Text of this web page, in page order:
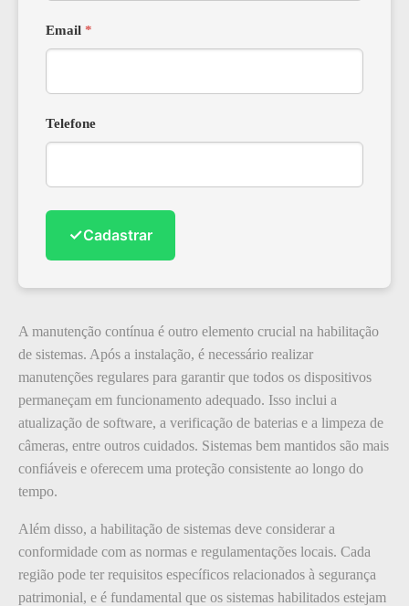
Email *
Telefone
✓Cadastrar
A manutenção contínua é outro elemento crucial na habilitação
de sistemas. Após a instalação, é necessário realizar
manutenções regulares para garantir que todos os dispositivos
permaneçam em funcionamento adequado. Isso inclui a
atualização de software, a verificação de baterias e a limpeza de
câmeras, entre outros cuidados. Sistemas bem mantidos são mais
confiáveis e oferecem uma proteção consistente ao longo do
tempo.
Além disso, a habilitação de sistemas deve considerar a
conformidade com as normas e regulamentações locais. Cada
região pode ter requisitos específicos relacionados à segurança
patrimonial, e é fundamental que os sistemas habilitados estejam